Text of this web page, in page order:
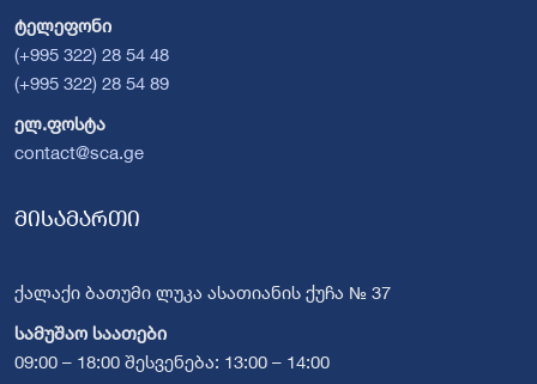
ტელეფონი
(+995 322) 28 54 48
(+995 322) 28 54 89
ელ.ფოსტა
contact@sca.ge
მისამართი
ქალაქი ბათუმი ლუკა ასათიანის ქუჩა № 37
სამუშაო საათები
09:00 – 18:00 შესვენება: 13:00 – 14:00